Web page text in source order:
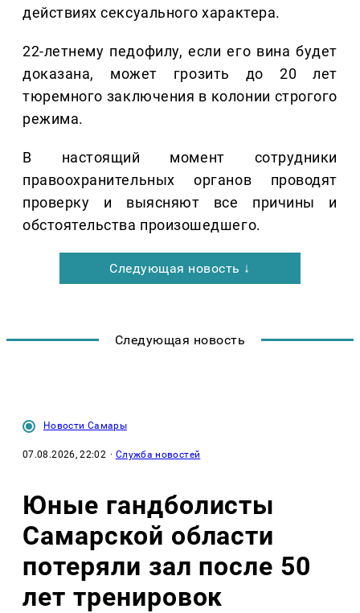
действиях сексуального характера.
22-летнему педофилу, если его вина будет
доказана, может грозить до 20 лет
тюремного заключения в колонии строгого
режима.
В настоящий момент сотрудники
правоохранительных органов проводят
проверку и выясняют все причины и
обстоятельства произошедшего.
Следующая новость ↓
Следующая новость
Новости Самары
07.08.2026, 22:02 · Служба новостей
Юные гандболисты
Самарской области
потеряли зал после 50
лет тренировок